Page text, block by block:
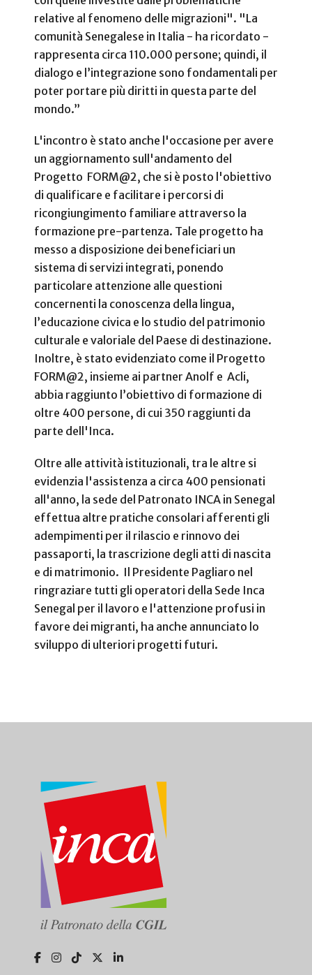
relative al fenomeno delle migrazioni". "La
comunità Senegalese in Italia - ha ricordato -
rappresenta circa 110.000 persone; quindi, il
dialogo e l’integrazione sono fondamentali per
poter portare più diritti in questa parte del
mondo.”
L'incontro è stato anche l'occasione per avere
un aggiornamento sull'andamento del
Progetto FORM@2, che si è posto l'obiettivo
di qualificare e facilitare i percorsi di
ricongiungimento familiare attraverso la
formazione pre-partenza. Tale progetto ha
messo a disposizione dei beneficiari un
sistema di servizi integrati, ponendo
particolare attenzione alle questioni
concernenti la conoscenza della lingua,
l’educazione civica e lo studio del patrimonio
culturale e valoriale del Paese di destinazione.
Inoltre, è stato evidenziato come il Progetto
FORM@2, insieme ai partner Anolf e Acli,
abbia raggiunto l’obiettivo di formazione di
oltre 400 persone, di cui 350 raggiunti da
parte dell'Inca.
Oltre alle attività istituzionali, tra le altre si
evidenzia l'assistenza a circa 400 pensionati
all'anno, la sede del Patronato INCA in Senegal
effettua altre pratiche consolari afferenti gli
adempimenti per il rilascio e rinnovo dei
passaporti, la trascrizione degli atti di nascita
e di matrimonio. Il Presidente Pagliaro nel
ringraziare tutti gli operatori della Sede Inca
Senegal per il lavoro e l'attenzione profusi in
favore dei migranti, ha anche annunciato lo
sviluppo di ulteriori progetti futuri.